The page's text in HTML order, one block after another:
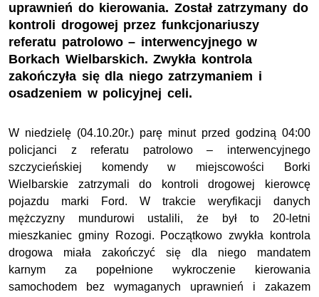
uprawnień do kierowania. Został zatrzymany do
kontroli drogowej przez funkcjonariuszy
referatu patrolowo – interwencyjnego w
Borkach Wielbarskich. Zwykła kontrola
zakończyła się dla niego zatrzymaniem i
osadzeniem w policyjnej celi.
W niedzielę (04.10.20r.) parę minut przed godziną 04:00
policjanci z referatu patrolowo – interwencyjnego
szczycieńskiej komendy w miejscowości Borki
Wielbarskie zatrzymali do kontroli drogowej kierowcę
pojazdu marki Ford. W trakcie weryfikacji danych
mężczyzny mundurowi ustalili, że był to 20-letni
mieszkaniec gminy Rozogi. Początkowo zwykła kontrola
drogowa miała zakończyć się dla niego mandatem
karnym za popełnione wykroczenie kierowania
samochodem bez wymaganych uprawnień i zakazem